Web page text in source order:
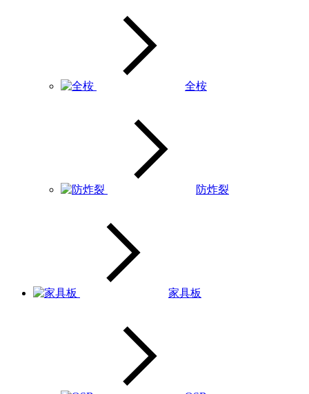
全桉
防炸裂
家具板